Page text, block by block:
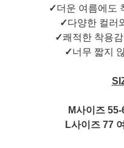
✓더운 여름에도
✓다양한 컬러
✓쾌적한 착용
✓너무 짧지
M사이즈
L사이즈 77